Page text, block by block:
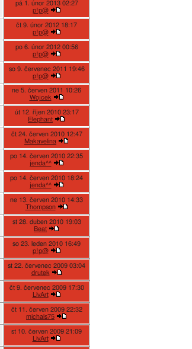
pá 1. únor 2013 02:27
p!p@
čt 9. únor 2012 18:17
p!p@
po 6. únor 2012 00:56
p!p@
so 9. červenec 2011 19:46
p!p@
ne 5. červen 2011 10:26
Wojcek
út 12. říjen 2010 23:17
Elephant
čt 24. červen 2010 12:47
Makavelina
po 14. červen 2010 22:35
jenda^^
po 14. červen 2010 18:24
jenda^^
ne 13. červen 2010 14:33
Thompson
st 28. duben 2010 19:03
Beat
so 23. leden 2010 16:49
p!p@
st 22. červenec 2009 03:04
drutek
čt 9. červenec 2009 17:30
LivArt
čt 11. červen 2009 22:32
michals75
st 10. červen 2009 21:09
LivArt